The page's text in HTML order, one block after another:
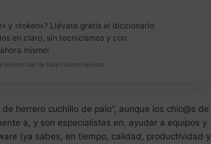
y «token»? Llévate gratis el diccionario
en claro, sin tecnicismos y con
mismo:
puedes dar de baja cuando quieras.
herrero cuchillo de palo”, aunque los chic@s de
a, y son especialistas en, ayudar a equipos y
(ya sabes, en tiempo, calidad, productividad y